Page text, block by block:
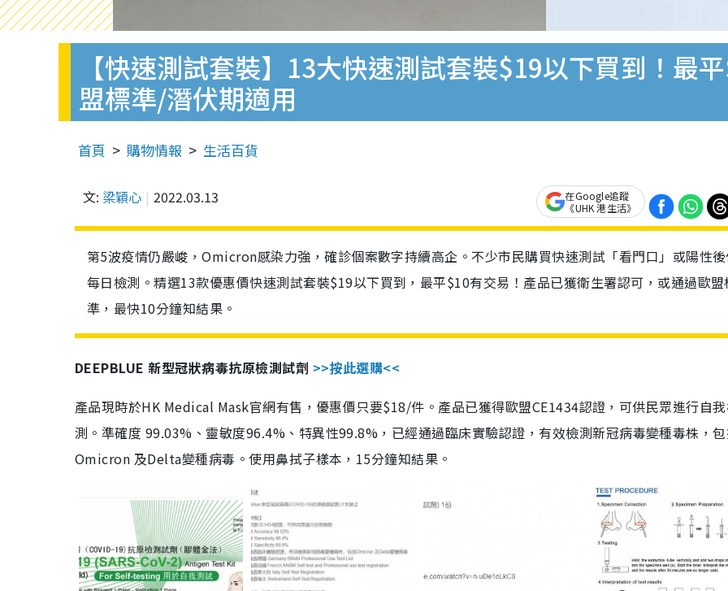
【快速測試套裝】13大快速測試套裝$19以下買到！最
盟標準/潛伏期適用
首頁 購物情報 生活百貨
文: 梁穎心 2022.03.13
在Google追蹤
《UHK 港生活》
第5波疫情仍嚴峻，Omicron感染力強，確診個案數字持續高企。不少市民購買快速測試「看門口」或陽性
每日檢測。精選13款優惠價快速測試套裝$19以下買到，最平$10有交易！產品已獲衛生署認可，或通過歐盟
準，最快10分鐘知結果。
DEEPBLUE 新型冠狀病毒抗原檢測試劑 >>按此選購<<
產品現時於HK Medical Mask官網有售，優惠價只要$18/件。產品已獲得歐盟CE1434認證，可供民眾進行自
測。準確度 99.03%、靈敏度96.4%、特異性99.8%，已經通過臨床實驗認證，有效檢測新冠病毒變種毒株，
Omicron 及Delta變種病毒。使用鼻拭子樣本，15分鐘知結果。